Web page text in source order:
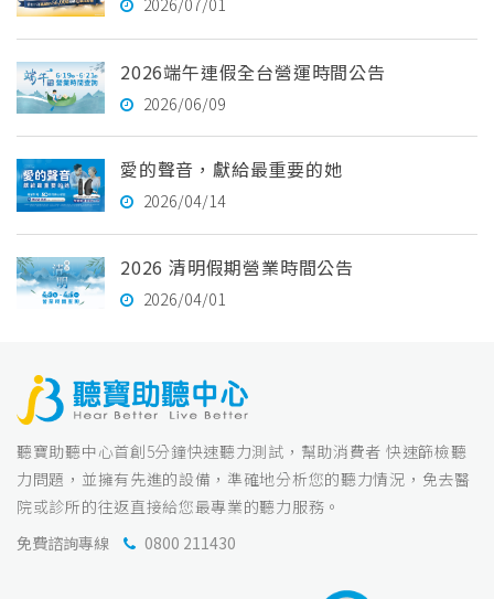
2026/07/01
2026端午連假全台營運時間公告
2026/06/09
愛的聲音，獻給最重要的她
2026/04/14
2026 清明假期營業時間公告
2026/04/01
聽寶助聽中心首創5分鐘快速聽力測試，幫助消費者 快速篩檢聽
力問題，並擁有先進的設備，準確地分析您的聽力情況，免去醫
院或診所的往返直接給您最專業的聽力服務。
免費諮詢專線
0800 211430